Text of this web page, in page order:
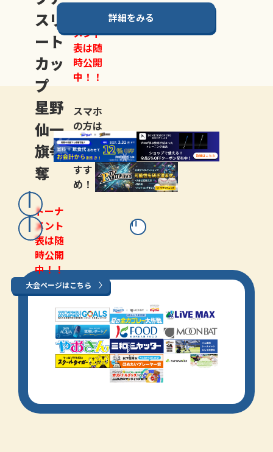
スリ
ート
カッ
プ
星野
仙一
旗争
奪
トーナ
メント
表は随
時公開
中！！
メント
表は随
時公開
中！！
スマホ
の方は
LINE登
録がお
すす
め！
大会ページはこちら
詳細をみる